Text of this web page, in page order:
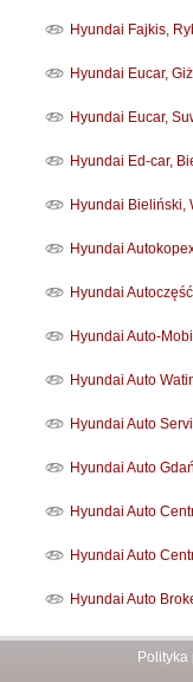
Hyundai Fajkis,
Hyundai Eucar,
Hyundai Eucar,
Hyundai Ed-car,
Hyundai Bieliński,
Hyundai
Hyundai
Hyundai Auto-
Hyundai Auto
Hyundai Auto
Hyundai Auto
Hyundai Auto
Hyundai Auto
Hyundai Auto
Polityka